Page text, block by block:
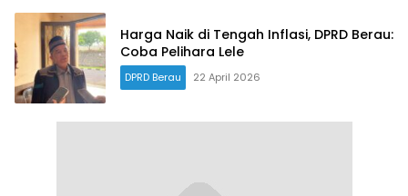
Harga Naik di Tengah Inflasi, DPRD Berau:
Coba Pelihara Lele
DPRD Berau 22 April 2026